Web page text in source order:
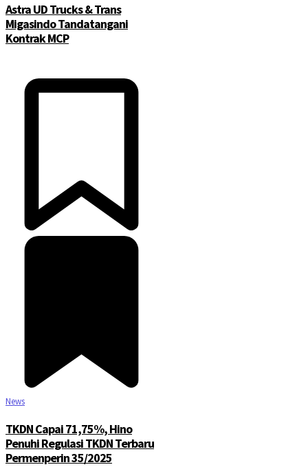
Astra UD Trucks & Trans
Migasindo Tandatangani
Kontrak MCP
News
TKDN Capai 71,75%, Hino
Penuhi Regulasi TKDN Terbaru
Permenperin 35/2025